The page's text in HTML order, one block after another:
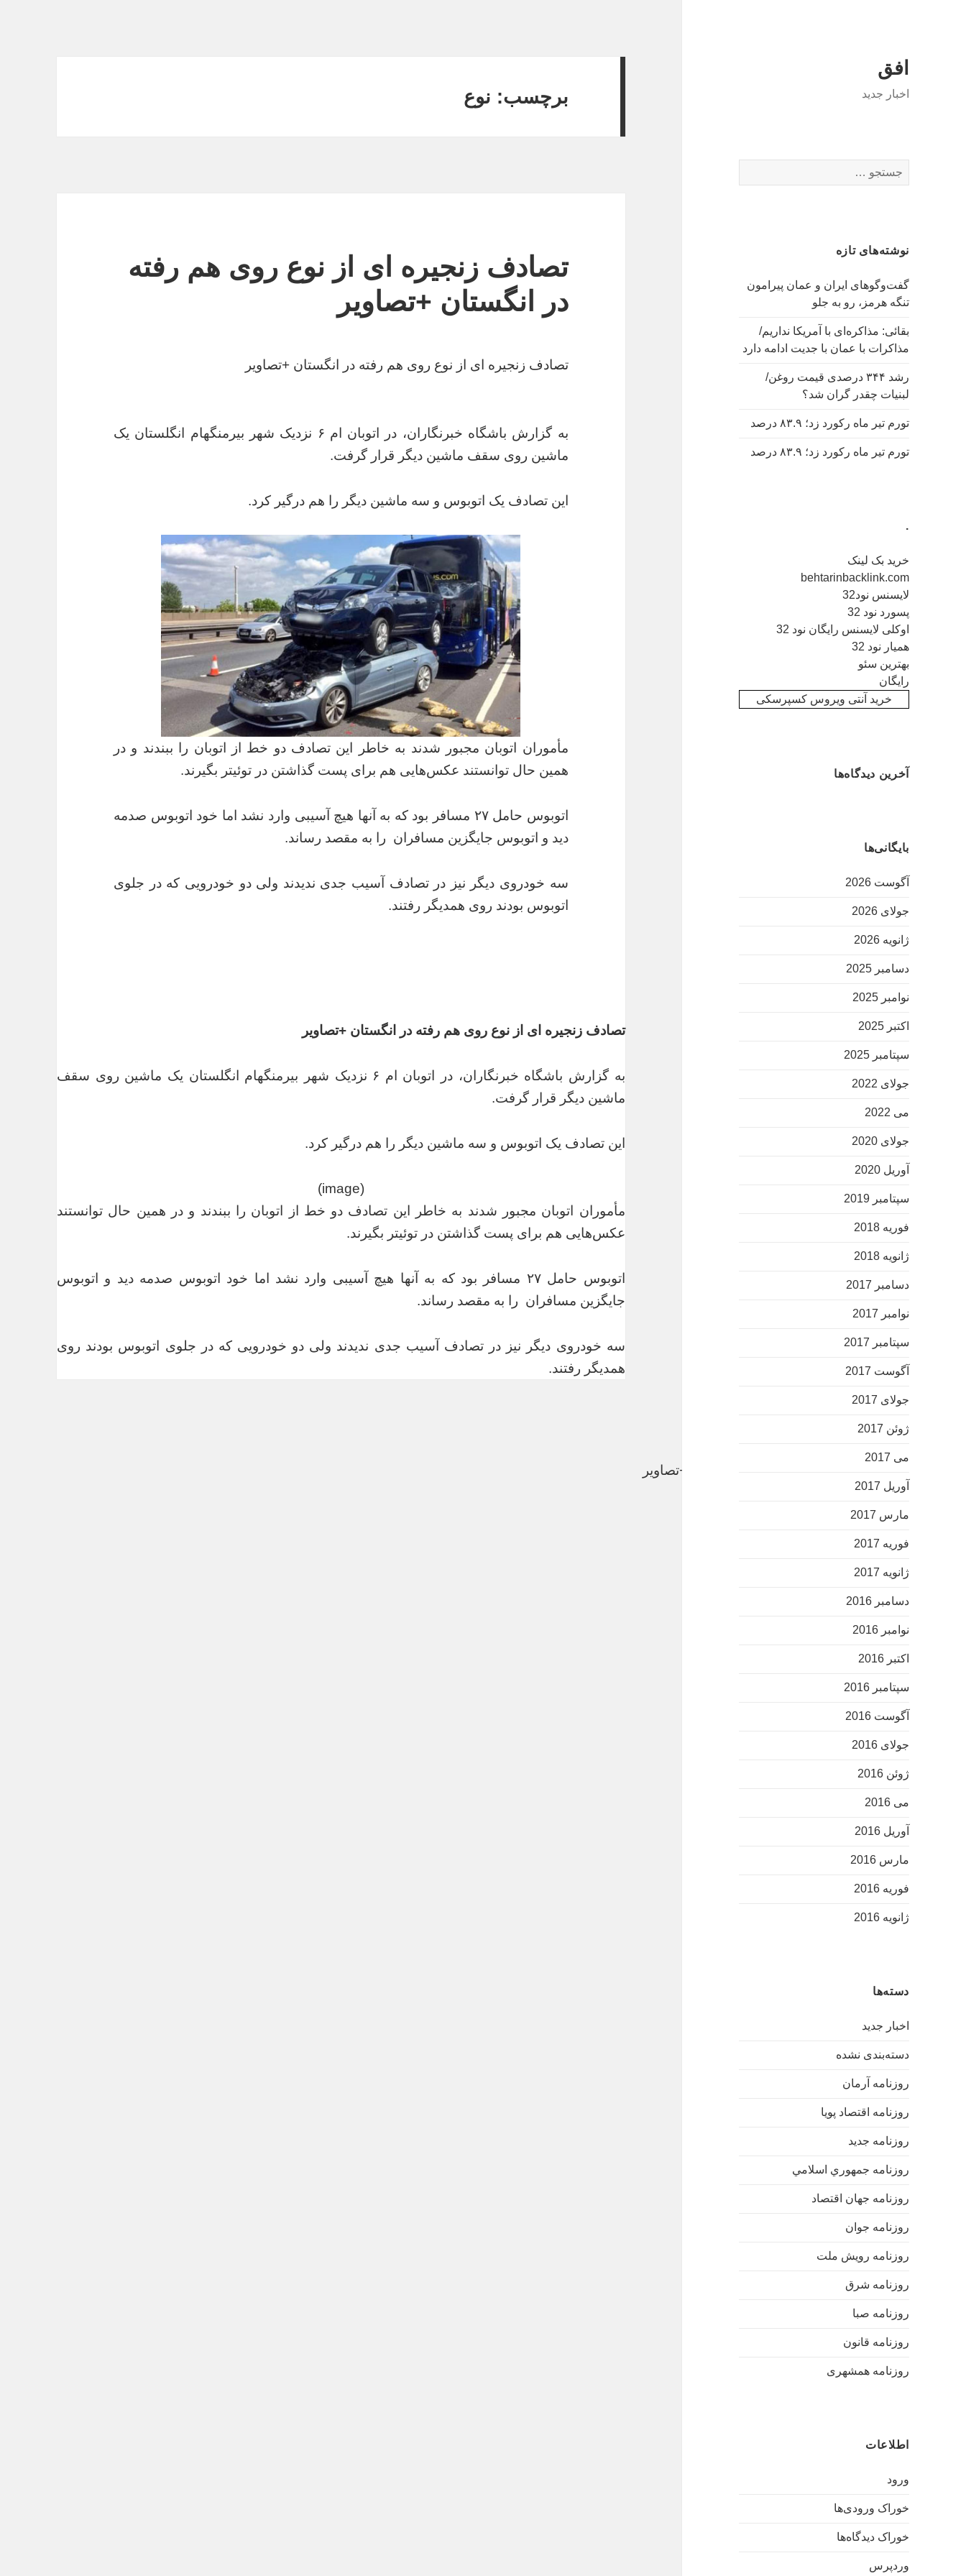
افق
اخبار جدید
برای:
نوشته‌های تازه
گفت‌وگوهای ایران و عمان پیرامون
تنگه هرمز، رو به جلو
بقائی: مذاکره‌ای با آمریکا نداریم/
مذاکرات با عمان با جدیت ادامه دارد
رشد ۳۴۴ درصدی قیمت روغن/
لبنیات چقدر گران شد؟
تورم تیر ماه رکورد زد؛ ۸۳.۹ درصد
تورم تیر ماه رکورد زد؛ ۸۳.۹ درصد
.
خرید بک لینک
behtarinbacklink.com
لایسنس نود32
پسورد نود 32
اوکلی لایسنس رایگان نود 32
همیار نود 32
بهترین سئو
رایگان
خرید آنتی ویروس کسپرسکی
آخرین دیدگاه‌ها
بایگانی‌ها
آگوست 2026
جولای 2026
ژانویه 2026
دسامبر 2025
نوامبر 2025
اکتبر 2025
سپتامبر 2025
جولای 2022
می 2022
جولای 2020
آوریل 2020
سپتامبر 2019
فوریه 2018
ژانویه 2018
دسامبر 2017
نوامبر 2017
سپتامبر 2017
آگوست 2017
جولای 2017
ژوئن 2017
می 2017
آوریل 2017
مارس 2017
فوریه 2017
ژانویه 2017
دسامبر 2016
نوامبر 2016
اکتبر 2016
سپتامبر 2016
آگوست 2016
جولای 2016
ژوئن 2016
می 2016
آوریل 2016
مارس 2016
فوریه 2016
ژانویه 2016
دسته‌ها
اخبار جدید
دسته‌بندی نشده
روزنامه آرمان
روزنامه اقتصاد پویا
روزنامه جدید
روزنامه جمهوري اسلامي
روزنامه جهان اقتصاد
روزنامه جوان
روزنامه رویش ملت
روزنامه شرق
روزنامه صبا
روزنامه قانون
روزنامه همشهری
اطلاعات
ورود
خوراک ورودی‌ها
خوراک دیدگاه‌ها
وردپرس
برچسب: نوع
تصادف زنجیره ای از نوع روی هم رفته
در انگستان +تصاویر
تصادف زنجیره ای از نوع روی هم رفته در انگستان +تصاویر
به گزارش باشگاه خبرنگاران، در اتوبان ام ۶ نزدیک شهر بیرمنگهام انگلستان یک
ماشین روی سقف ماشین دیگر قرار گرفت.
این تصادف یک اتوبوس و سه ماشین دیگر را هم درگیر کرد.
مأموران اتوبان مجبور شدند به خاطر این تصادف دو خط از اتوبان را ببندند و در
همین حال توانستند عکس‌هایی هم برای پست گذاشتن در توئیتر بگیرند.
اتوبوس حامل ۲۷ مسافر بود که به آنها هیچ آسیبی وارد نشد اما خود اتوبوس صدمه
دید و اتوبوس جایگزین مسافران را به مقصد رساند.
سه خودروی دیگر نیز در تصادف آسیب جدی ندیدند ولی دو خودرویی که در جلوی
اتوبوس بودند روی همدیگر رفتند.
تصادف زنجیره ای از نوع روی هم رفته در انگستان +تصاویر
به گزارش باشگاه خبرنگاران، در اتوبان ام ۶ نزدیک شهر بیرمنگهام انگلستان یک ماشین روی سقف
ماشین دیگر قرار گرفت.
این تصادف یک اتوبوس و سه ماشین دیگر را هم درگیر کرد.
(image)
مأموران اتوبان مجبور شدند به خاطر این تصادف دو خط از اتوبان را ببندند و در همین حال توانستند
عکس‌هایی هم برای پست گذاشتن در توئیتر بگیرند.
اتوبوس حامل ۲۷ مسافر بود که به آنها هیچ آسیبی وارد نشد اما خود اتوبوس صدمه دید و اتوبوس
جایگزین مسافران را به مقصد رساند.
سه خودروی دیگر نیز در تصادف آسیب جدی ندیدند ولی دو خودرویی که در جلوی اتوبوس بودند روی
همدیگر رفتند.
تصادف زنجیره ای از نوع روی هم رفته در انگستان +تصاویر